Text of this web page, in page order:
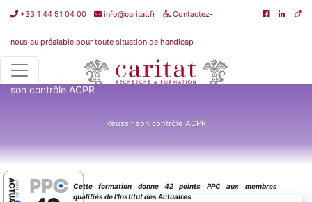
+33 1 44 51 04 00 info@caritat.fr Contactez-
nous au préalable pour toute situation de handicap
Catalogue de formations>Juridique - Fiscal - Social
son contrôle ACPR
Réussir son contrôle ACPR
Cette formation donne 42 points PPC aux membres
qualifiés de l’Institut des Actuaires